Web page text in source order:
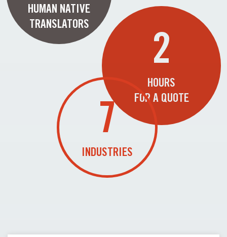
HUMAN NATIVE
TRANSLATORS
2
HOURS
FOR A QUOTE
7
INDUSTRIES